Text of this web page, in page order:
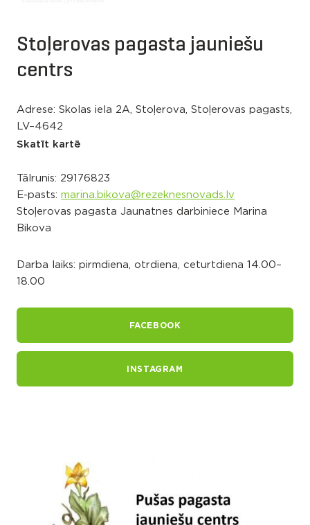
Stoļerovas pagasta jauniešu
centrs
Adrese: Skolas iela 2A, Stoļerova, Stoļerovas pagasts,
LV–4642
Skatīt kartē
Tālrunis: 29176823
E-pasts: marina.bikova@rezeknesnovads.lv
Stoļerovas pagasta Jaunatnes darbiniece Marina
Bikova
Darba laiks: pirmdiena, otrdiena, ceturtdiena 14.00–
18.00
FACEBOOK
INSTAGRAM